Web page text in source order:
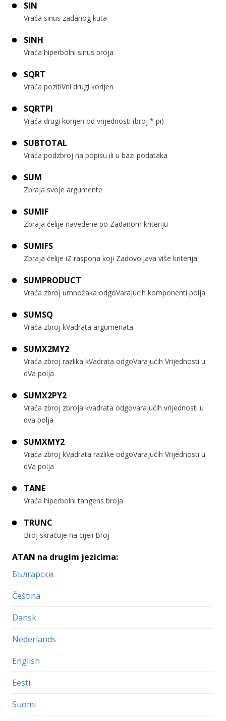
SIN
Vraća sinus zadanog kuta
SINH
Vraća hiperbolni sinus broja
SQRT
Vraća pozitiVni drugi korijen
SQRTPI
Vraća drugi korijen od vrijednosti (broj * pi)
SUBTOTAL
Vraća podzbroj na popisu ili u bazi podataka
SUM
Zbraja svoje argumente
SUMIF
Zbraja ćelije navedene po Zadanom kriteriju
SUMIFS
Zbraja ćelije iZ raspona koji Zadovoljava više kriterija
SUMPRODUCT
Vraća zbroj umnožaka odgoVarajućih komponenti polja
SUMSQ
Vraća zbroj kVadrata argumenata
SUMX2MY2
Vraća zbroj razlika kVadrata odgoVarajućih Vrijednosti u
dVa polja
SUMX2PY2
Vraća zbroj zbroja kvadrata odgovarajućih vrijednosti u
dva polja
SUMXMY2
Vraća zbroj kVadrata razlike odgoVarajućih Vrijednosti u
dVa polja
TANE
Vraća hiperbolni tangens broja
TRUNC
Broj skraćuje na cijeli Broj
ATAN na drugim jezicima:
Български
Čeština
Dansk
Nederlands
English
Eesti
Suomi